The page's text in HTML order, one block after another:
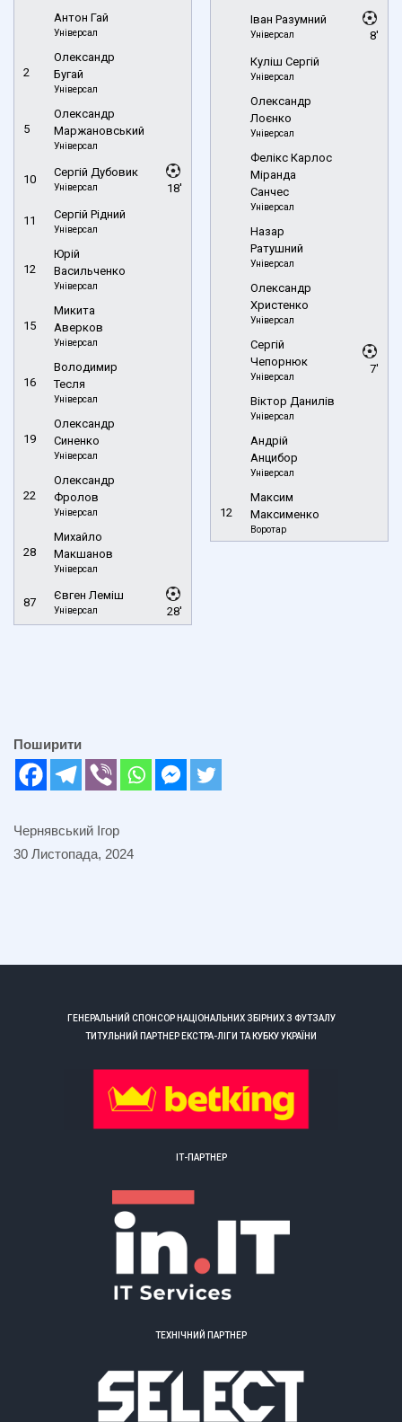
Антон Гай
Універсал
2
Олександр
Бугай
Універсал
5
Олександр
Маржановський
Універсал
10
Сергій Дубовик
Універсал 18'
11 Сергій Рідний
Універсал
12
Юрій
Васильченко
Універсал
15
Микита
Аверков
Універсал
16
Володимир
Тесля
Універсал
19
Олександр
Синенко
Універсал
22
Олександр
Фролов
Універсал
28
Михайло
Макшанов
Універсал
87
Євген Леміш
Універсал 28'
Іван Разумний
Універсал
8'
Куліш Сергій
Універсал
Олександр
Лоєнко
Універсал
Фелікс Карлос
Міранда
Санчес
Універсал
Назар
Ратушний
Універсал
Олександр
Христенко
Універсал
Сергій
Чепорнюк
Універсал
7'
Віктор Данилів
Універсал
Андрій
Анцибор
Універсал
12
Максим
Максименко
Воротар
Поширити
Чернявський Ігор
30 Листопада, 2024
ГЕНЕРАЛЬНИЙ СПОНСОР НАЦІОНАЛЬНИХ ЗБІРНИХ З ФУТЗАЛУ
ТИТУЛЬНИЙ ПАРТНЕР ЕКСТРА-ЛІГИ ТА КУБКУ УКРАЇНИ
ІТ-ПАРТНЕР
ТЕХНІЧНИЙ ПАРТНЕР